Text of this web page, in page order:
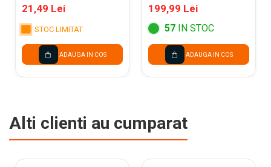
UNICORN KIDEA
FDTZUKA
21,49 Lei
STOC LIMITAT
ADAUGA IN COS
BP-01 GREEN
ALIENS 698088
199,99 Lei
57 IN STOC
ADAUGA IN COS
Alti clienti au cumparat